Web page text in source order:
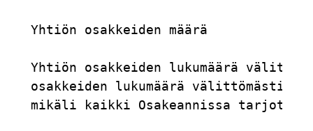
Yhtiön osakkeiden määrä
Yhtiön osakkeiden lukumäärä
osakkeiden lukumäärä välittömästi
mikäli kaikki Osakeannissa